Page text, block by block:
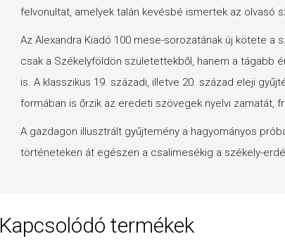
felvonultat, amelyek talán kevésbé ismertek az olvasó
Az Alexandra Kiadó 100 mese-sorozatának új kötete
csak a Székelyföldön születettekből, hanem a tágabb
is. A klasszikus 19. századi, illetve 20. század eleji
formában is őrzik az eredeti szövegek nyelvi zamatát,
A gazdagon illusztrált gyűjtemény a hagyományos
történeteken át egészen a csalimesékig a székely-
Kapcsolódó termékek